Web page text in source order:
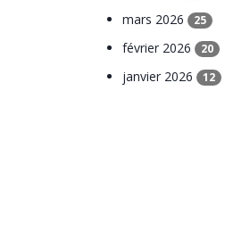
mars 2026 25
février 2026 20
janvier 2026 12